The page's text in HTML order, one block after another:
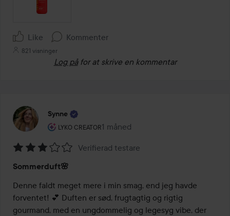
Like Kommenter
821 visninger
Log på for at skrive en kommentar
Synne
LYKO CREATOR
Brugerens rolle: Lyko Creator.
1 måned
Posten blev oprettet 1 måned
3
ud
af
5
Verifierad testare
Sommerduft🌸
Denne faldt meget mere i min smag, end jeg havde
forventet! 💕 Duften er sød, frugtagtig og rigtig
gourmand, med en ungdommelig og legesyg vibe, der